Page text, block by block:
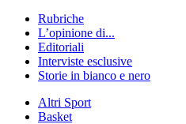
Rubriche
L’opinione di...
Editoriali
Interviste esclusive
Storie in bianco e nero
Altri Sport
Basket